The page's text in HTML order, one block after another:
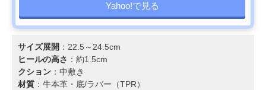
Yahoo!で見る
サイズ展開 ：22.5～24.5cm
ヒールの高さ ：約1.5cm
クション ：中敷き
材質 ：牛本革・底/ラバー（TPR）